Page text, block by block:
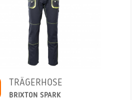
TRÄGERHOSE
BRIXTON SPARK